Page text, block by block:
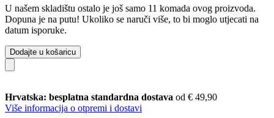
U našem skladištu ostalo je još samo 11 komada ovog proizvoda.
Dopuna je na putu! Ukoliko se naruči više, to bi moglo utjecati na
datum isporuke.
Dodajte u košaricu
Hrvatska: besplatna standardna dostava od € 49,90
Više informacija o otpremi i dostavi